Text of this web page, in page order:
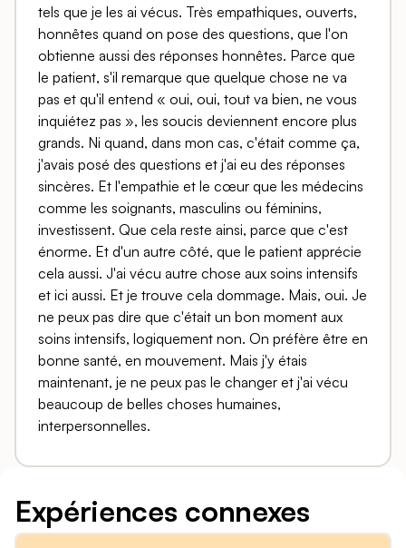
tels que je les ai vécus. Très empathiques, ouverts,
honnêtes quand on pose des questions, que l'on
obtienne aussi des réponses honnêtes. Parce que
le patient, s'il remarque que quelque chose ne va
pas et qu'il entend « oui, oui, tout va bien, ne vous
inquiétez pas », les soucis deviennent encore plus
grands. Ni quand, dans mon cas, c'était comme ça,
j'avais posé des questions et j'ai eu des réponses
sincères. Et l'empathie et le cœur que les médecins
comme les soignants, masculins ou féminins,
investissent. Que cela reste ainsi, parce que c'est
énorme. Et d'un autre côté, que le patient apprécie
cela aussi. J'ai vécu autre chose aux soins intensifs
et ici aussi. Et je trouve cela dommage. Mais, oui. Je
ne peux pas dire que c'était un bon moment aux
soins intensifs, logiquement non. On préfère être en
bonne santé, en mouvement. Mais j'y étais
maintenant, je ne peux pas le changer et j'ai vécu
beaucoup de belles choses humaines,
interpersonnelles.
Expériences connexes